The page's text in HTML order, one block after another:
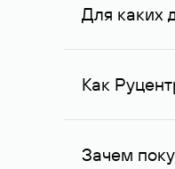
Для каких
Услуга
Как
Для связи с
Зачем